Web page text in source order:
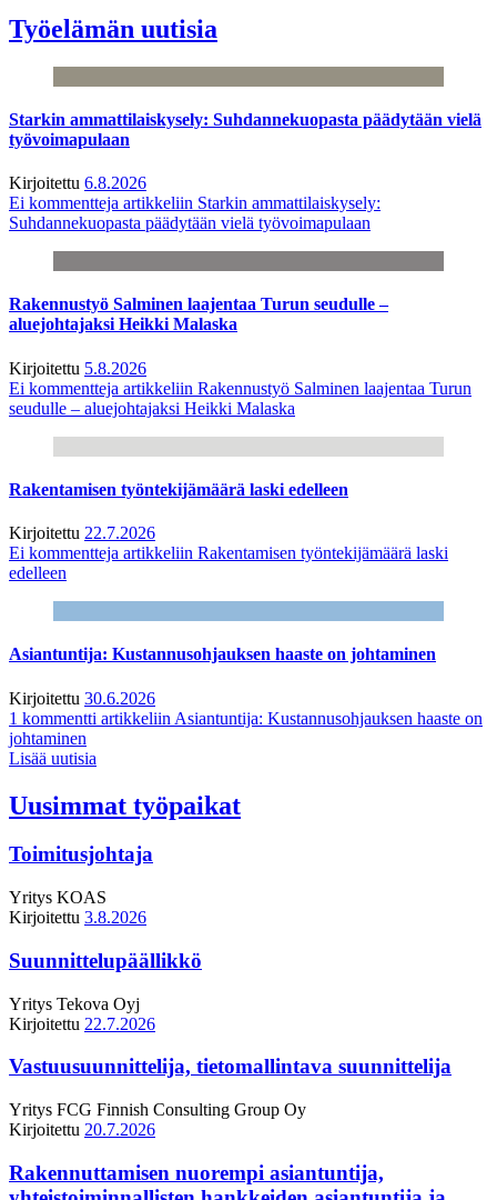
Työelämän uutisia
Starkin ammattilaiskysely: Suhdannekuopasta päädytään vielä
työvoimapulaan
Kirjoitettu 6.8.2026
Ei kommentteja artikkeliin Starkin ammattilaiskysely:
Suhdannekuopasta päädytään vielä työvoimapulaan
Rakennustyö Salminen laajentaa Turun seudulle –
aluejohtajaksi Heikki Malaska
Kirjoitettu 5.8.2026
Ei kommentteja artikkeliin Rakennustyö Salminen laajentaa Turun
seudulle – aluejohtajaksi Heikki Malaska
Rakentamisen työntekijämäärä laski edelleen
Kirjoitettu 22.7.2026
Ei kommentteja artikkeliin Rakentamisen työntekijämäärä laski
edelleen
Asiantuntija: Kustannusohjauksen haaste on johtaminen
Kirjoitettu 30.6.2026
1 kommentti artikkeliin Asiantuntija: Kustannusohjauksen haaste on
johtaminen
Lisää uutisia
Uusimmat työpaikat
Toimitusjohtaja
Yritys KOAS
Kirjoitettu 3.8.2026
Suunnittelupäällikkö
Yritys Tekova Oyj
Kirjoitettu 22.7.2026
Vastuusuunnittelija, tietomallintava suunnittelija
Yritys FCG Finnish Consulting Group Oy
Kirjoitettu 20.7.2026
Rakennuttamisen nuorempi asiantuntija,